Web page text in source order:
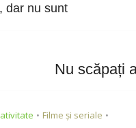
dar nu sunt
Nu scăpați
• Filme și seriale •